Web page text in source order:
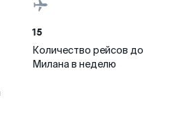
15
Количество рейсов до
Милана в неделю